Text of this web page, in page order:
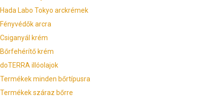
Hada Labo Tokyo arckrémek
Fényvédők arcra
Csiganyál krém
Bőrfehérítő krém
doTERRA illóolajok
Termékek minden bőrtípusra
Termékek száraz bőrre